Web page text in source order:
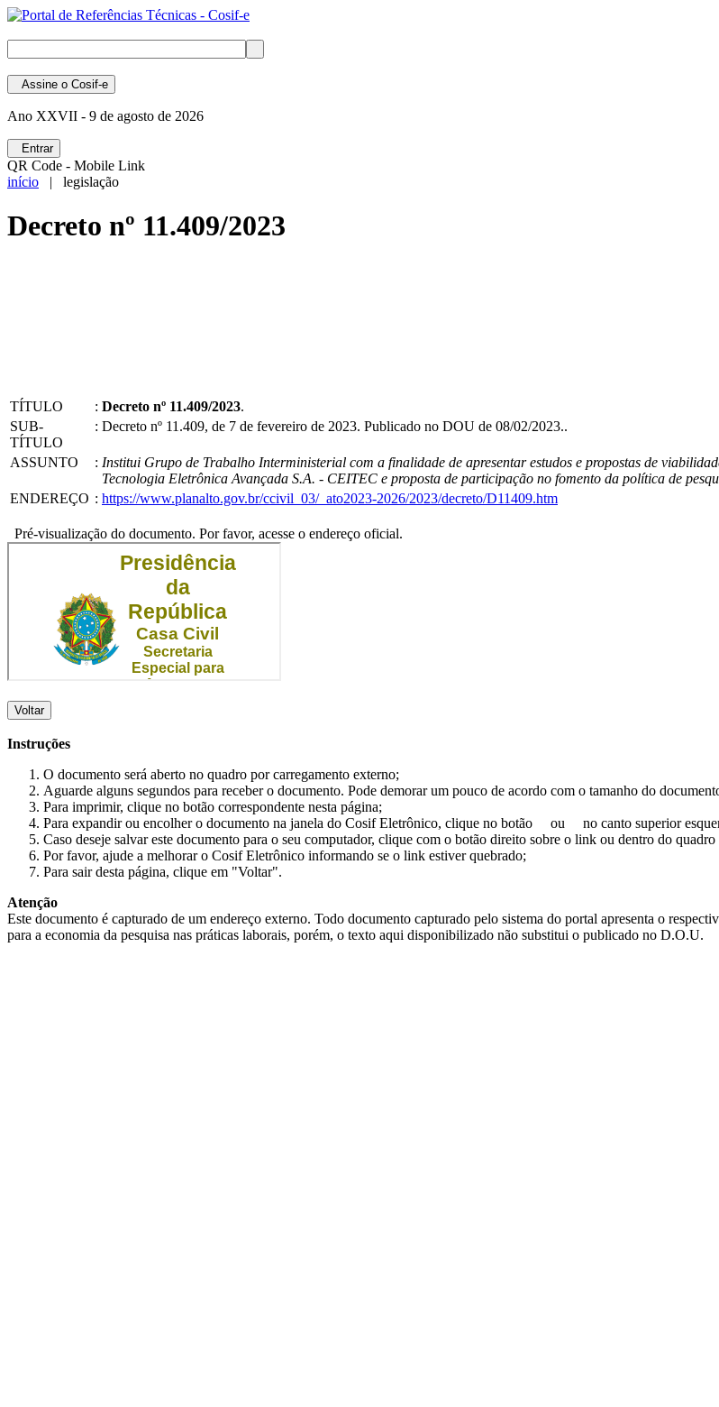
Assine o Cosif-e
Ano XXVII - 9 de agosto de 2026
Entrar
QR Code - Mobile Link
início | legislação
Decreto nº 11.409/2023
TÍTULO : Decreto nº 11.409/2023.
SUB-
TÍTULO
: Decreto nº 11.409, de 7 de fevereiro de 2023. Publicado no DOU de 08/02/2023..
ASSUNTO : Institui Grupo de Trabalho Interministerial com a finalidade de apresentar estudos e propostas de
Tecnologia Eletrônica Avançada S.A. - CEITEC e proposta de participação no fomento da política de
ENDEREÇO : https://www.planalto.gov.br/ccivil_03/_ato2023-2026/2023/decreto/D11409.htm
Pré-visualização do documento. Por favor, acesse o endereço oficial.
Voltar
Instruções
O documento será aberto no quadro por carregamento externo;
Aguarde alguns segundos para receber o documento. Pode demorar um pouco de acordo com o tamanho do
Para imprimir, clique no botão correspondente nesta página;
Para expandir ou encolher o documento na janela do Cosif Eletrônico, clique no botão
ou
no canto superior
Caso deseje salvar este documento para o seu computador, clique com o botão direito sobre o link ou dentro do
Por favor, ajude a melhorar o Cosif Eletrônico informando se o link estiver quebrado;
Para sair desta página, clique em "Voltar".
Atenção
Este documento é capturado de um endereço externo. Todo documento capturado pelo sistema do portal apresenta o
para a economia da pesquisa nas práticas laborais, porém, o texto aqui disponibilizado não substitui o publicado no D.O.U.